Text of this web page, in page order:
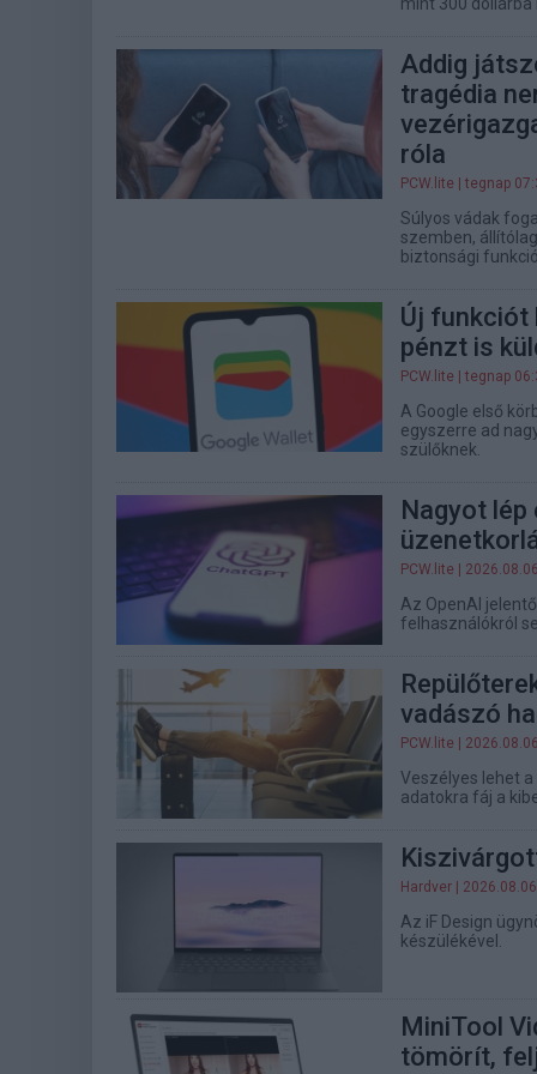
Addig
tragédia
róla
PCW.lite | tegnap
Súlyos vádak
szemben,
biztonsági
Új funkciót
pénzt is
PCW.lite | tegnap
A Google első
egyszerre ad
szülőknek.
Nagyot lép
PCW.lite |
Az OpenAI
felhasználókról
vadászó
PCW.lite |
Veszélyes lehet
adatokra fáj a
Hardver |
Az iF Design
készülékével.
MiniTool
tömörít,